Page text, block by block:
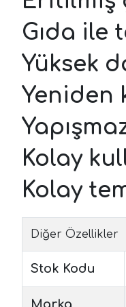
Gıda ile
Yüksek
Yeniden
Kolay
Kolay
Diğer Özellikler
Stok Kodu
Marka